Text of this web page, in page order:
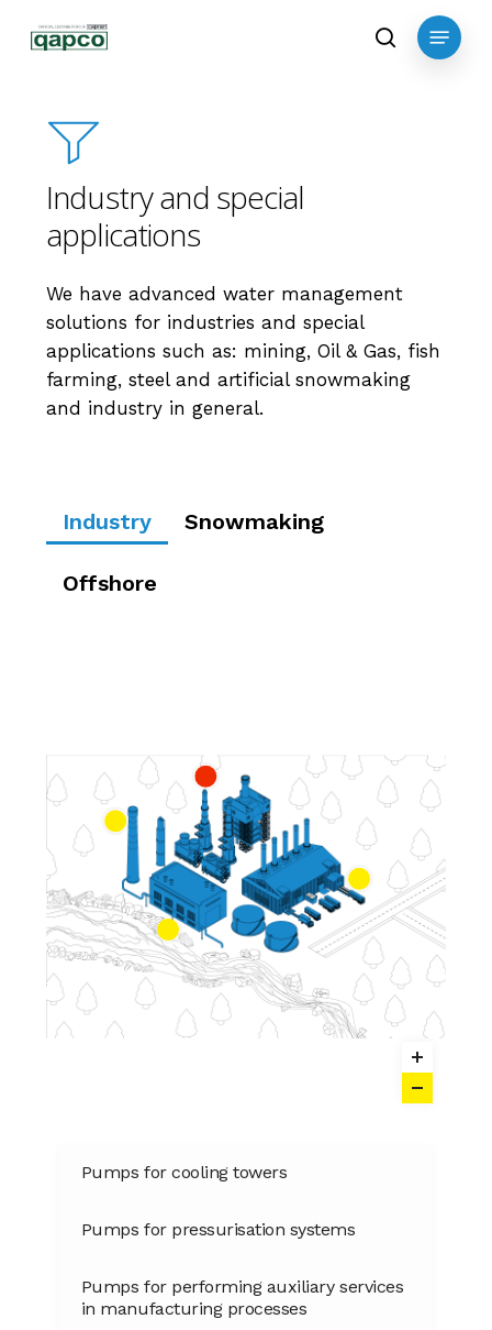
search
Menu
Industry and special
applications
We have advanced water management
solutions for industries and special
applications such as: mining, Oil & Gas, fish
farming, steel and artificial snowmaking
and industry in general.
Industry Snowmaking
Offshore
Pumps for cooling towers
Pumps for pressurisation systems
Pumps for performing auxiliary services
in manufacturing processes